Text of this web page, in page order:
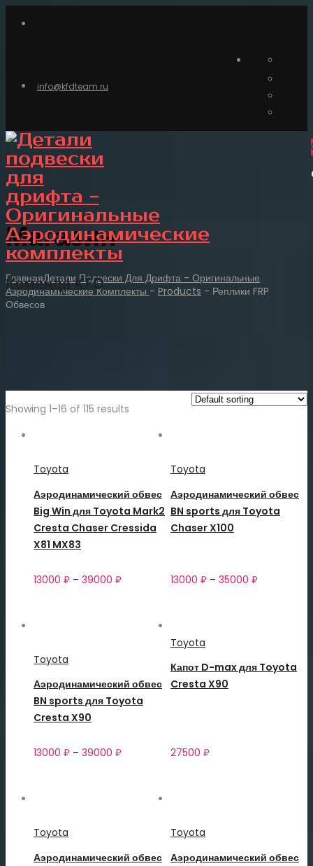
info@kfdteam.ru
Команда KFD
Магазин
ГлавнаяДетали Подвески Для Дрифта - Оригинальные
Аэродинамические Комплекты - Products - Реплики FRP
Обвесов
Showing 1–16 of 115 results
Toyota
Аэродинамический обвес
Big Win для Toyota Mark2
Cresta Chaser Cressida
X81 MX83
13000 ₽ – 39000 ₽
Toyota
Аэродинамический обвес
BN sports для Toyota
Chaser X100
13000 ₽ – 35000 ₽
Toyota
Аэродинамический обвес
BN sports для Toyota
Cresta X90
13000 ₽ – 39000 ₽
Toyota
Капот D-max для Toyota
Cresta X90
27500 ₽
Toyota
Аэродинамический обвес
Toyota
Аэродинамический обвес